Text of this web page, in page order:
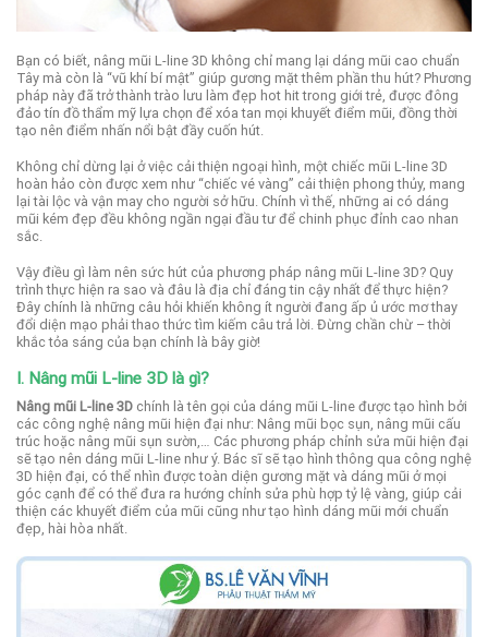
Bạn có biết, nâng mũi L-line 3D không chỉ mang lại dáng mũi cao chuẩn
Tây mà còn là “vũ khí bí mật” giúp gương mặt thêm phần thu hút? Phương
pháp này đã trở thành trào lưu làm đẹp hot hit trong giới trẻ, được đông
đảo tín đồ thẩm mỹ lựa chọn để xóa tan mọi khuyết điểm mũi, đồng thời
tạo nên điểm nhấn nổi bật đầy cuốn hút.
Không chỉ dừng lại ở việc cải thiện ngoại hình, một chiếc mũi L-line 3D
hoàn hảo còn được xem như “chiếc vé vàng” cải thiện phong thủy, mang
lại tài lộc và vận may cho người sở hữu. Chính vì thế, những ai có dáng
mũi kém đẹp đều không ngần ngại đầu tư để chinh phục đỉnh cao nhan
sắc.
Vậy điều gì làm nên sức hút của phương pháp nâng mũi L-line 3D? Quy
trình thực hiện ra sao và đâu là địa chỉ đáng tin cậy nhất để thực hiện?
Đây chính là những câu hỏi khiến không ít người đang ấp ủ ước mơ thay
đổi diện mạo phải thao thức tìm kiếm câu trả lời. Đừng chần chừ – thời
khắc tỏa sáng của bạn chính là bây giờ!
I. Nâng mũi L-line 3D là gì?
Nâng mũi L-line 3D chính là tên gọi của dáng mũi L-line được tạo hình bởi
các công nghệ nâng mũi hiện đại như: Nâng mũi bọc sụn, nâng mũi cấu
trúc hoặc nâng mũi sụn sườn,… Các phương pháp chỉnh sửa mũi hiện đại
sẽ tạo nên dáng mũi L-line như ý. Bác sĩ sẽ tạo hình thông qua công nghệ
3D hiện đại, có thể nhìn được toàn diện gương mặt và dáng mũi ở mọi
góc cạnh để có thể đưa ra hướng chỉnh sửa phù hợp tỷ lệ vàng, giúp cải
thiện các khuyết điểm của mũi cũng như tạo hình dáng mũi mới chuẩn
đẹp, hài hòa nhất.